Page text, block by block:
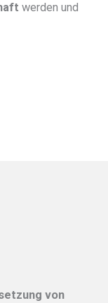
werden und
von